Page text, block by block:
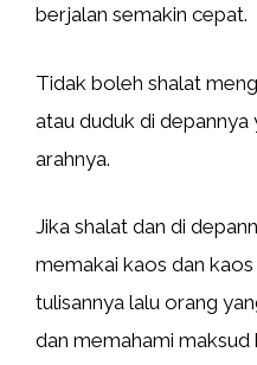
berjalan semakin cepat.
Tidak boleh shalat
atau duduk di
arahnya.
Jika shalat dan di
memakai kaos dan
tulisannya lalu orang
dan memahami